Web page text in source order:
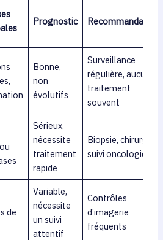
Prognostic
Bonne,
non
évolutifs
Surveillance
régulière, aucun
traitement
souvent
Sérieux,
nécessite
traitement
rapide
Biopsie, chirurgie,
suivi oncologique
de
Variable,
nécessite
un suivi
attentif
Contrôles
d’imagerie
fréquents